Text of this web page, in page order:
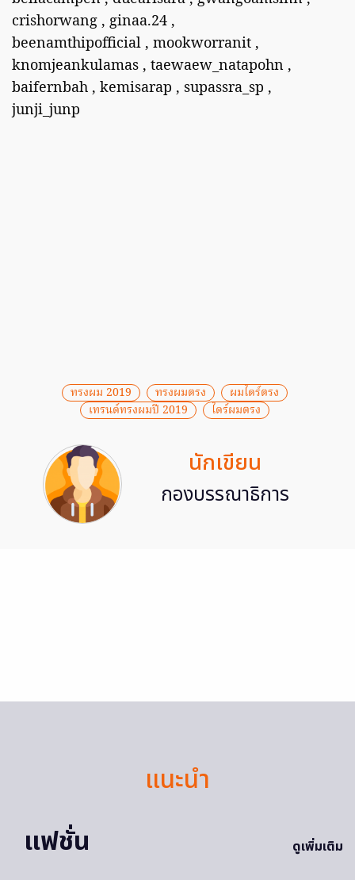
crishorwang , ginaa.24 ,
beenamthipofficial , mookworranit ,
knomjeankulamas , taewaew_natapohn ,
baifernbah , kemisarap , supassra_sp ,
junji_junp
ทรงผม 2019 ทรงผมตรง
ผมไดร์ตรง
เทรนด์ทรงผมปี 2019
ไดร์ผมตรง
นักเขียน
กองบรรณาธิการ
แนะนำ
แฟชั่น
ดูเพิ่มเติม